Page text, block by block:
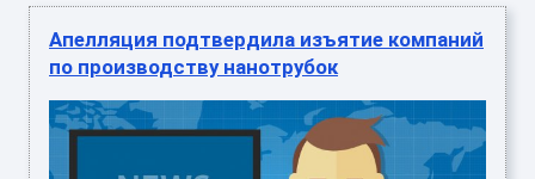
Апелляция подтвердила изъятие компаний
по производству нанотрубок